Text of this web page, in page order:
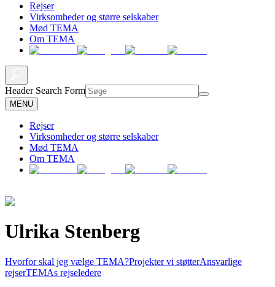
Rejser
Virksomheder og større selskaber
Mød TEMA
Om TEMA
Header Search Form
MENU
Rejser
Virksomheder og større selskaber
Mød TEMA
Om TEMA
Ulrika Stenberg
Hvorfor skal jeg vælge TEMA?Projekter vi støtterAnsvarlige
rejserTEMAs rejseledere